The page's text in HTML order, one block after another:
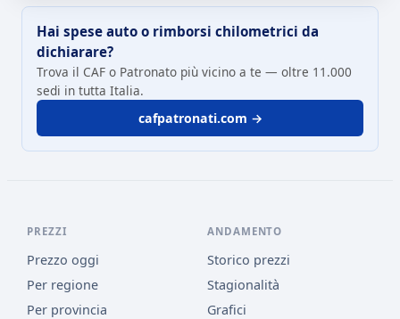
Hai spese auto o rimborsi chilometrici da
dichiarare?
Trova il CAF o Patronato più vicino a te — oltre 11.000
sedi in tutta Italia.
cafpatronati.com →
PREZZI
Prezzo oggi
Per regione
Per provincia
ANDAMENTO
Storico prezzi
Stagionalità
Grafici